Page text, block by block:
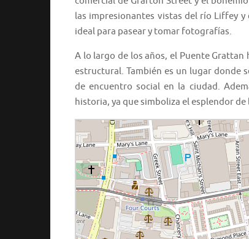
las impresionantes vistas del río Liffey
ideal para pasear y tomar fotografías.
A lo largo de los años, el Puente
estructural. También es un lugar donde
de encuentro social en la ciudad.
historia, ya que simboliza el esplendor